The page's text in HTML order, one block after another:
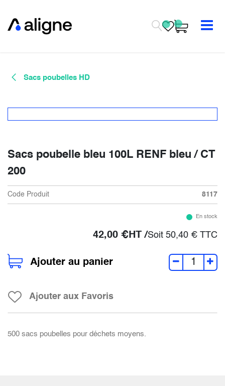
Sacs poubelles HD
Sacs poubelle bleu 100L RENF bleu / CT
200
Code Produit 8117
En stock
42,00 €HT /Soit 50,40 € TTC
Ajouter au panier
Ajouter aux Favoris
500 sacs poubelles pour déchets moyens.